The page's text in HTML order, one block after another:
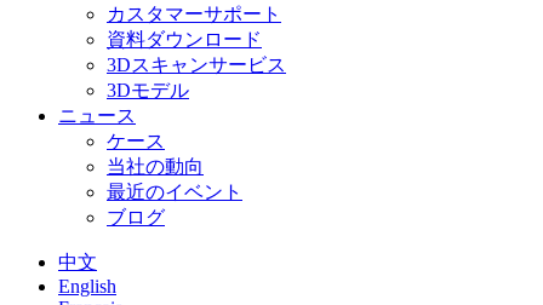
カスタマーサポート
資料ダウンロード
3Dスキャンサービス
3Dモデル
ニュース
ケース
当社の動向
最近のイベント
ブログ
中文
English